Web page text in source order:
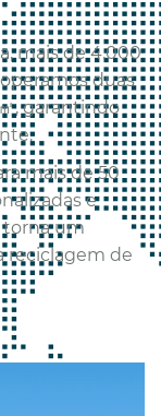
mais de 4.000
duas
, garantindo
mais de 50
e
torna um
reciclagem de